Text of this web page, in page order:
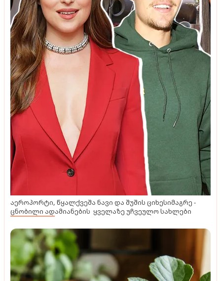
აეროპორტი, წყალქვეშა ნავი და შუშის ციხესიმაგრე -
ცნობილი ადამიანების ყველაზე უჩვეულო სახლები